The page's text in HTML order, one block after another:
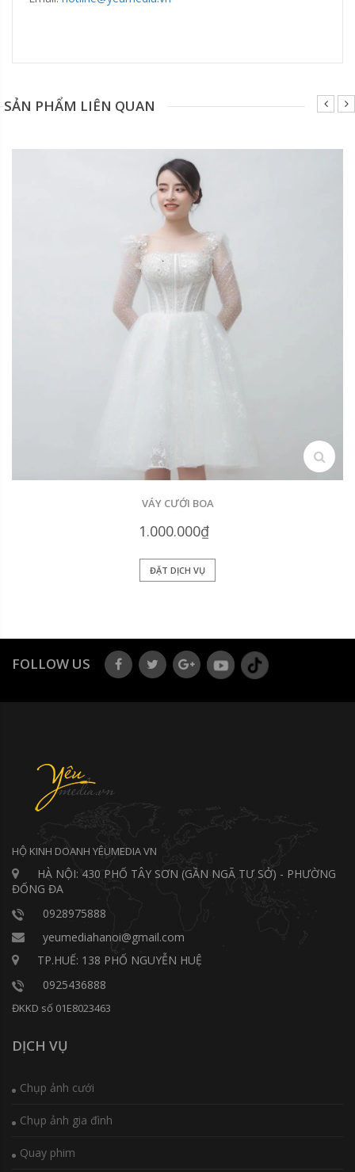
SẢN PHẨM LIÊN QUAN
search
VÁY CƯỚI BOA
1.000.000₫
ĐẶT DỊCH VỤ
FOLLOW US
HỘ KINH DOANH YÊUMEDIA VN
HÀ NỘI: 430 PHỐ TÂY SƠN (GẦN NGÃ TƯ SỞ) - PHƯỜNG
ĐỐNG ĐA
0928975888
yeumediahanoi@gmail.com
TP.HUẾ: 138 PHỐ NGUYỄN HUỆ
0925436888
ĐKKD số 01E8023463
DỊCH VỤ
Chụp ảnh cưới
Chụp ảnh gia đình
Quay phim